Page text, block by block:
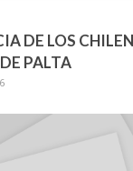
DE LOS
PALTA